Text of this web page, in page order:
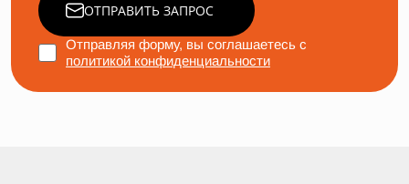
ОТПРАВИТЬ ЗАПРОС
Отправляя форму, вы соглашаетесь с
политикой конфиденциальности